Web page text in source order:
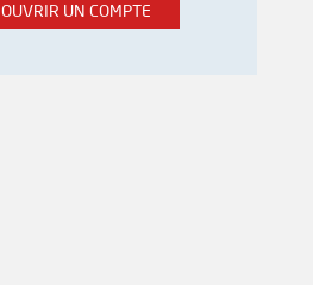
OUVRIR UN COMPTE